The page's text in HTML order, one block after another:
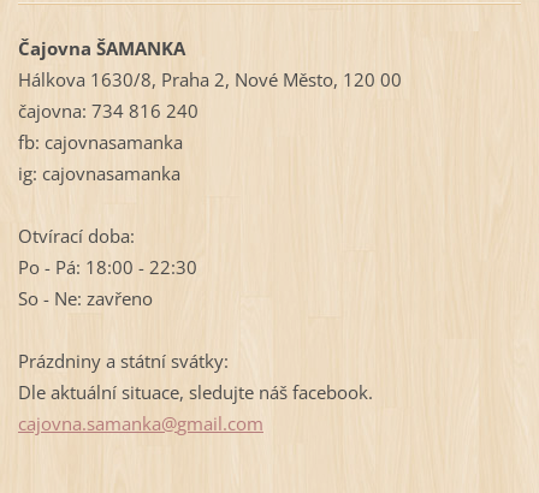
Čajovna ŠAMANKA
Hálkova 1630/8, Praha 2, Nové Město, 120 00
čajovna: 734 816 240
fb: cajovnasamanka
ig: cajovnasamanka
Otvírací doba:
Po - Pá: 18:00 - 22:30
So - Ne: zavřeno
Prázdniny a státní svátky:
Dle aktuální situace, sledujte náš facebook.
cajovna.samanka@gmail.com